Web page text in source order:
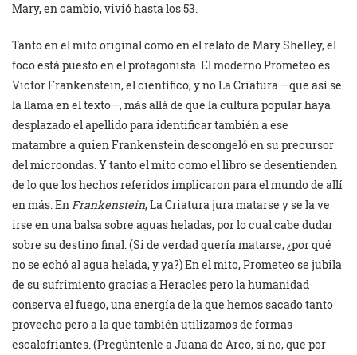
Mary, en cambio, vivió hasta los 53.
Tanto en el mito original como en el relato de Mary Shelley, el
foco está puesto en el protagonista. El moderno Prometeo es
Victor Frankenstein, el científico, y no La Criatura —que así se
la llama en el texto—, más allá de que la cultura popular haya
desplazado el apellido para identificar también a ese
matambre a quien Frankenstein descongeló en su precursor
del microondas. Y tanto el mito como el libro se desentienden
de lo que los hechos referidos implicaron para el mundo de allí
en más. EnFrankenstein, La Criatura jura matarse y se la ve
irse en una balsa sobre aguas heladas, por lo cual cabe dudar
sobre su destino final. (Si de verdad quería matarse, ¿por qué
no se echó al agua helada, y ya?) En el mito, Prometeo se jubila
de su sufrimiento gracias a Heracles pero la humanidad
conserva el fuego, una energía de la que hemos sacado tanto
provecho pero a la que también utilizamos de formas
escalofriantes. (Pregúntenle a Juana de Arco, si no, que por